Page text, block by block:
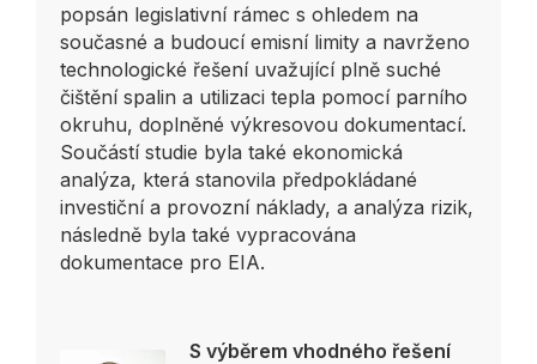
popsán legislativní rámec s ohledem na
současné a budoucí emisní limity a navrženo
technologické řešení uvažující plně suché
čištění spalin a utilizaci tepla pomocí parního
okruhu, doplněné výkresovou dokumentací.
Součástí studie byla také ekonomická
analýza, která stanovila předpokládané
investiční a provozní náklady, a analýza rizik,
následně byla také vypracována
dokumentace pro EIA.
S výběrem vhodného řešení